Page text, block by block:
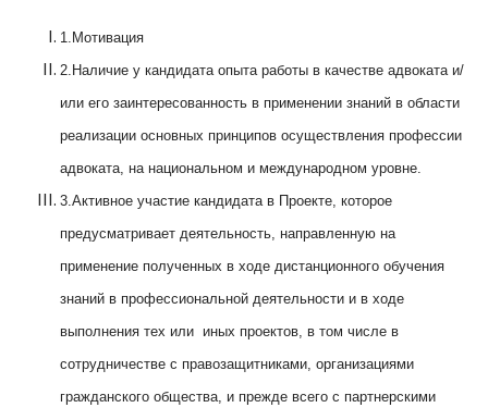
1.Мотивация
2.Наличие у кандидата опыта работы в качестве адвоката и/
или его заинтересованность в применении знаний в области
реализации основных принципов осуществления профессии
адвоката, на национальном и международном уровне.
3.Активное участие кандидата в Проекте, которое
предусматривает деятельность, направленную на
применение полученных в ходе дистанционного обучения
знаний в профессиональной деятельности и в ходе
выполнения тех или иных проектов, в том числе в
сотрудничестве с правозащитниками, организациями
гражданского общества, и прежде всего с партнерскими